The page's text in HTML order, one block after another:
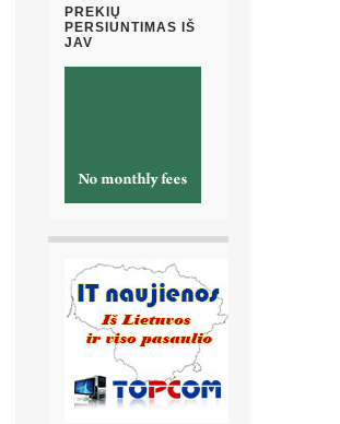
PREKIŲ
PERSIUNTIMAS IŠ
JAV